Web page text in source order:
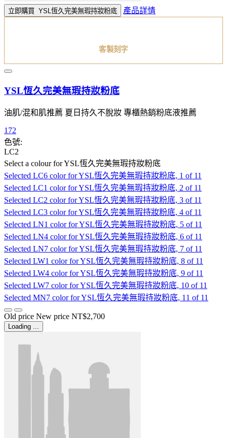
立即購買 YSL恆久完美無瑕持妝粉底 產品詳情
客製刻字
YSL恆久完美無瑕持妝粉底
油肌/混和肌推薦 夏日持久不脫妝 專櫃熱銷粉底液推薦
172
色號:
LC2
Select a colourfor YSL恆久完美無瑕持妝粉底
Selected LC6 color for YSL恆久完美無瑕持妝粉底, 1 of 11
Selected LC1 color for YSL恆久完美無瑕持妝粉底, 2 of 11
Selected LC2 color for YSL恆久完美無瑕持妝粉底, 3 of 11
Selected LC3 color for YSL恆久完美無瑕持妝粉底, 4 of 11
Selected LN1 color for YSL恆久完美無瑕持妝粉底, 5 of 11
Selected LN4 color for YSL恆久完美無瑕持妝粉底, 6 of 11
Selected LN7 color for YSL恆久完美無瑕持妝粉底, 7 of 11
Selected LW1 color for YSL恆久完美無瑕持妝粉底, 8 of 11
Selected LW4 color for YSL恆久完美無瑕持妝粉底, 9 of 11
Selected LW7 color for YSL恆久完美無瑕持妝粉底, 10 of 11
Selected MN7 color for YSL恆久完美無瑕持妝粉底, 11 of 11
Old price New price NT$2,700
Loading ...